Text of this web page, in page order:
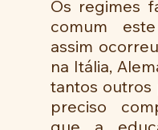
Os regimes
comum
assim
na Itália,
tantos outros
preciso